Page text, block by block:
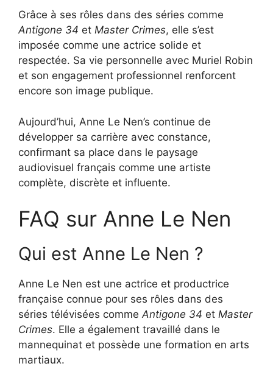
Grâce à ses rôles dans des séries comme
Antigone 34 et Master Crimes, elle s’est
imposée comme une actrice solide et
respectée. Sa vie personnelle avec Muriel Robin
et son engagement professionnel renforcent
encore son image publique.
Aujourd’hui, Anne Le Nen’s continue de
développer sa carrière avec constance,
confirmant sa place dans le paysage
audiovisuel français comme une artiste
complète, discrète et influente.
FAQ sur Anne Le Nen
Qui est Anne Le Nen ?
Anne Le Nen est une actrice et productrice
française connue pour ses rôles dans des
séries télévisées commeAntigone 34 et Master
Crimes. Elle a également travaillé dans le
mannequinat et possède une formation en arts
martiaux.